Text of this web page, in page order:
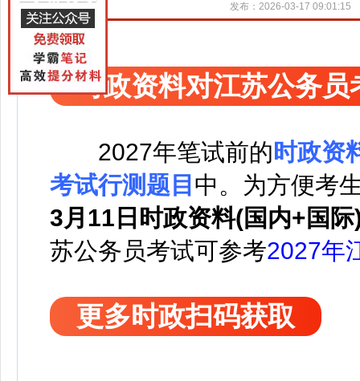
发布：2026-03-17 09:01:15
时政资料对江苏公务员
2027年笔试前的 时政资
考试行测题目 中。 为方便考
3月11日时政资料(国内+国际
苏公务员考试可参考2027年
更多时政扫码获取